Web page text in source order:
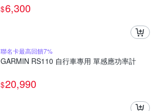
$6,300
聯名卡最高回饋7%
GARMIN RS110 自行車專用 單感應功率計
$20,990